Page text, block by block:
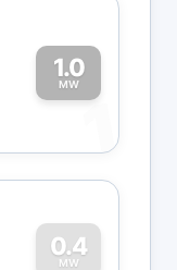
1.0
MW
1
0.4
MW